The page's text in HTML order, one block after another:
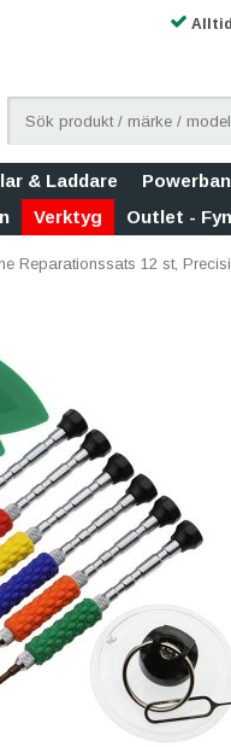
& Laddare
Verktyg Outlet -
Reparationssats 12 st,